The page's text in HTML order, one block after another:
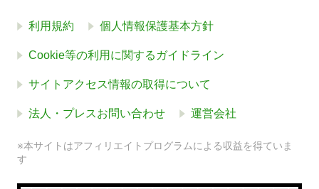
利用規約 個人情報保護基本方針
Cookie等の利用に関するガイドライン
サイトアクセス情報の取得について
法人・プレスお問い合わせ 運営会社
※本サイトはアフィリエイトプログラムによる収益を得ていま
す